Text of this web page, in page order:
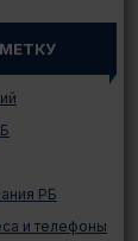
твою
— Это надо
курсы
РБ
и телефоны